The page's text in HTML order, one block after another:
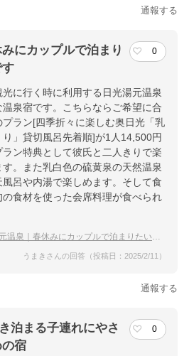
通報する
にカップルで泊まり
0
に行く時に利用する日光湯元温泉
泉宿です。こちらならご希望に合
ラン[四季折々に楽しむ奥日光「乳
」貸切風呂先着順]が1人14,500円
ン特典として彼氏と二人きりで楽
。また乳白色の硫黄泉の天然温泉
呂や内湯で楽しめます。そして食
食材を使った会席料理が食べられ
泉｜春休みにカップルで泊まりたい！宿のおすすめは？
うまきさんの回答（投稿日：2025/2/11）
通報する
泊まる子連れにやさ
宿
0